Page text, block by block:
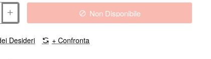
Non Disponibile
Desideri + Confronta